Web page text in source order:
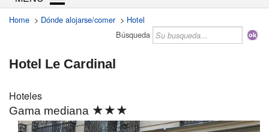
Home > Dónde alojarse/comer> Hotel
Búsqueda
Hotel Le Cardinal
Hoteles
Gama mediana ★★★